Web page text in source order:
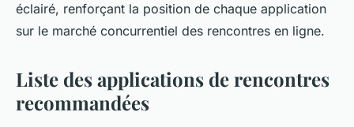
éclairé, renforçant la position de chaque application
sur le marché concurrentiel des rencontres en ligne.
Liste des applications de rencontres
recommandées